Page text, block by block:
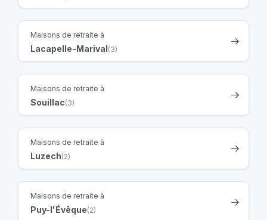
Maisons de retraite à
Lacapelle-Marival (3)
Maisons de retraite à
Souillac(3)
Maisons de retraite à
Luzech(2)
Maisons de retraite à
Puy-l'Évêque(2)